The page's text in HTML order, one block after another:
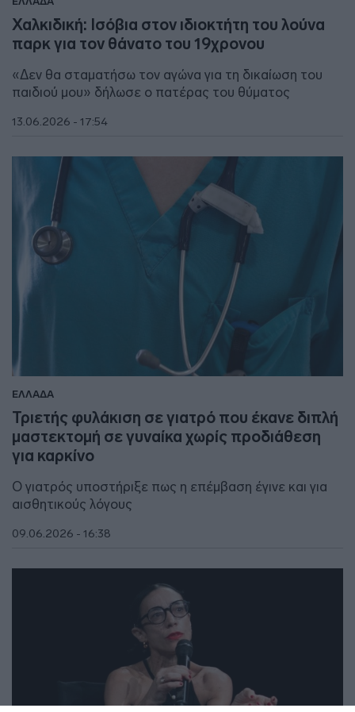
Χαλκιδική: Ισόβια στον ιδιοκτήτη του λούνα
παρκ για τον θάνατο του 19χρονου
«Δεν θα σταματήσω τον αγώνα για τη δικαίωση του
παιδιού μου» δήλωσε ο πατέρας του θύματος
13.06.2026 - 17:54
ΕΛΛΑΔΑ
Τριετής φυλάκιση σε γιατρό που έκανε διπλή
μαστεκτομή σε γυναίκα χωρίς προδιάθεση
για καρκίνο
Ο γιατρός υποστήριξε πως η επέμβαση έγινε και για
αισθητικούς λόγους
09.06.2026 - 16:38